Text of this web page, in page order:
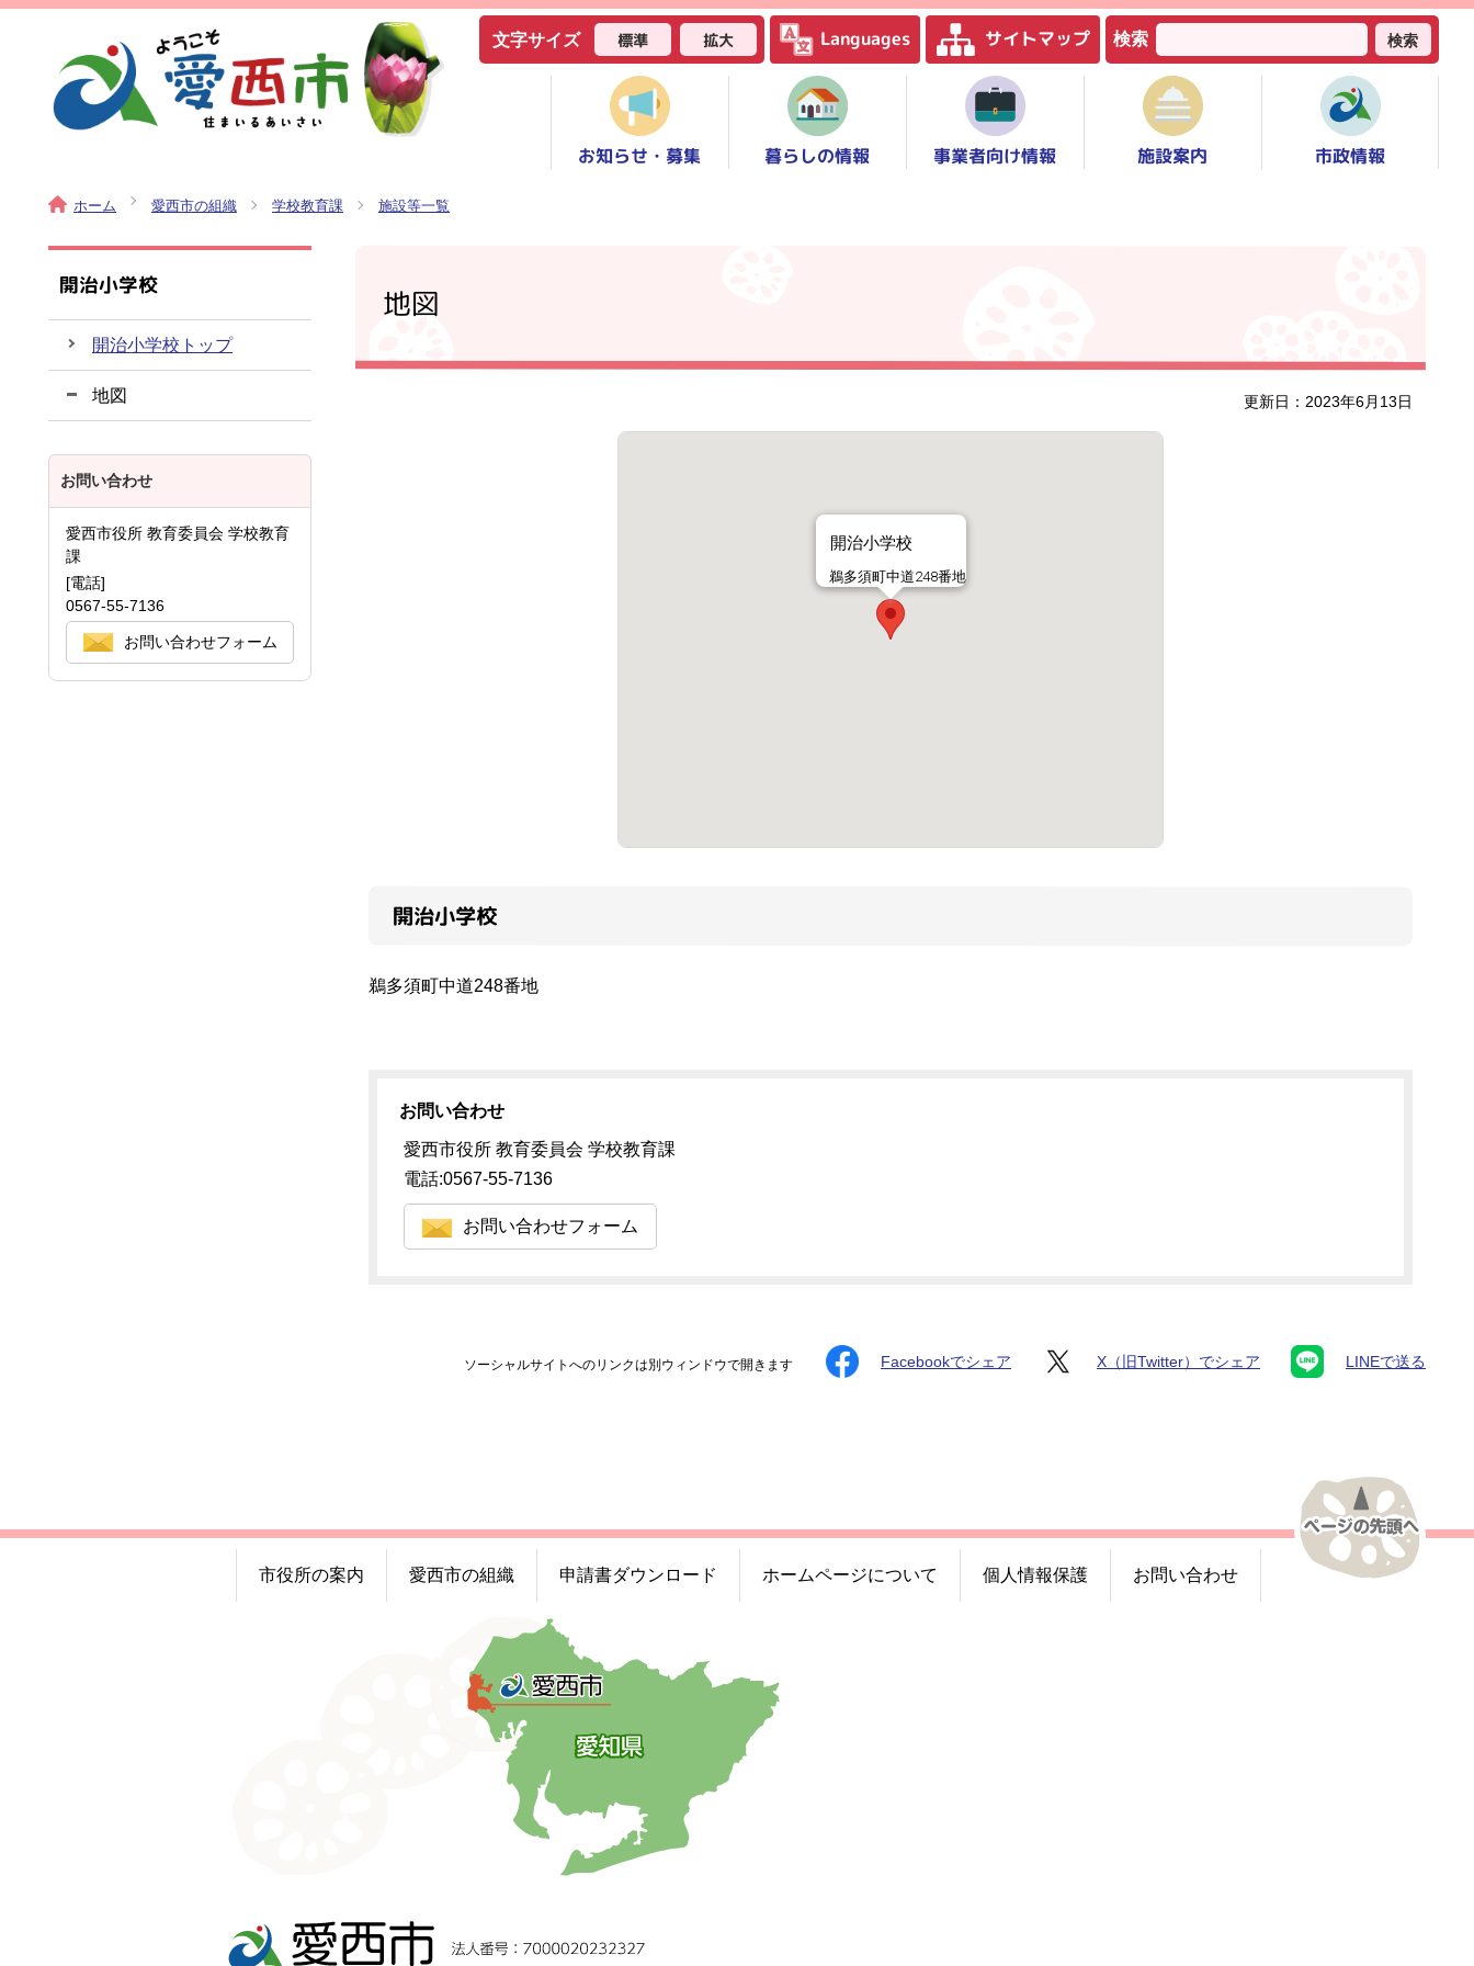
文字サイズ 標準 拡大 Languages サイトマップ 検索 検索
お知らせ・募集 暮らしの情報 事業者向け情報 施設案内 市政情報
ホーム 愛西市の組織 学校教育課 施設等一覧
地図
更新日：2023年6月13日
開治小学校
鵜多須町中道248番地
開治小学校
鵜多須町中道248番地
お問い合わせ
愛西市役所 教育委員会 学校教育課
電話:0567-55-7136
お問い合わせフォーム
開治小学校
開治小学校トップ
地図
お問い合わせ
愛西市役所 教育委員会 学校教育
課
[電話]
0567-55-7136
お問い合わせフォーム
ソーシャルサイトへのリンクは別ウィンドウで開きます Facebookでシェア X（旧Twitter）でシェア LINEで送る
市役所の案内 愛西市の組織 申請書ダウンロード ホームページについて 個人情報保護 お問い合わせ